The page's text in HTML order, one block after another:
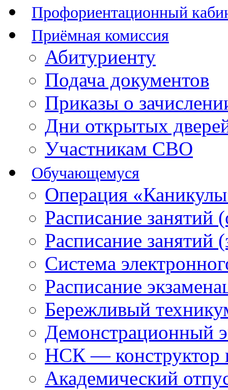
Профориентационный
Приёмная комиссия
Абитуриенту
Подача документов
Приказы о
Дни открытых
Участникам СВО
Обучающемуся
Операция
Расписание занятий
Расписание занятий
Система
Расписание
Бережливый
Демонстрационный
НСК — конструктор
Академический